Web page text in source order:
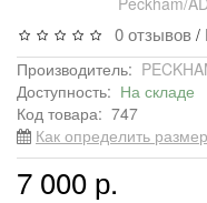
0 отзывов /
Производитель:
Доступность: На складе
Код товара: 747
Как определить размер
7 000 р.